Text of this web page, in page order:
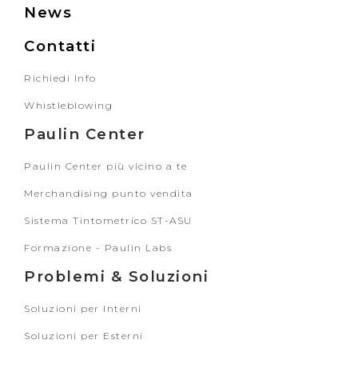
News
Contatti
Richiedi Info
Whistleblowing
Paulin Center
Paulin Center più vicino a te
Merchandising punto vendita
Sistema Tintometrico ST-ASU
Formazione - Paulin Labs
Problemi & Soluzioni
Soluzioni per Interni
Soluzioni per Esterni